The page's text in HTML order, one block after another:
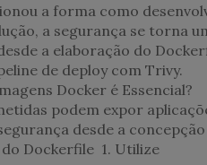
a forma como
a segurança se torna
a elaboração do
de deploy com Trivy.
Docker é Essencial?
podem expor
desde a
Dockerfile 1. Utilize